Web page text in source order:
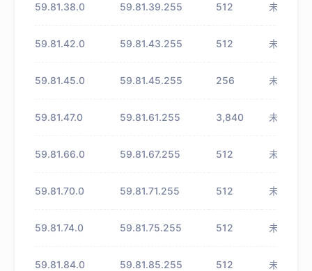
59.81.38.0 59.81.39.255 512 未知
59.81.42.0 59.81.43.255 512 未知
59.81.45.0 59.81.45.255 256 未知
59.81.47.0 59.81.61.255 3,840 未知
59.81.66.0 59.81.67.255 512 未知
59.81.70.0 59.81.71.255 512 未知
59.81.74.0 59.81.75.255 512 未知
59.81.84.0 59.81.85.255 512 未知